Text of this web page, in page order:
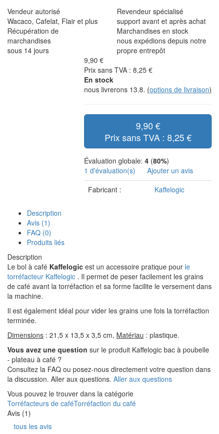
Vendeur autorisé
Wacaco, Cafelat, Flair et plus
Revendeur spécialisé
support avant et après achat
Récupération de
marchandises
sous 14 jours
Marchandises en stock
nous expédions depuis notre
propre entrepôt
9,90 €
Prix sans TVA : 8,25 €
En stock
nous livrerons 13.8. (options de livraison)
9,90 €
Prix sans TVA : 8,25 €
Évaluation globale: 4 (80%)
1 d'évaluation(s)
Ajouter un avis
Fabricant :
Kaffelogic
Description
Avis (1)
FAQ (0)
Produits liés
Description
Le bol à café Kaffelogic est un accessoire pratique pour le
torréfacteur Kaffelogic . Il permet de peser facilement les grains
de café avant la torréfaction et sa forme facilite le versement dans
la machine.
Il est également idéal pour vider les grains une fois la torréfaction
terminée.
Dimensions : 21,5 x 13,5 x 3,5 cm, Matériau : plastique.
Vous avez une question sur le produit Kaffelogic bac à poubelle
- plateau à café ?
Consultez la FAQ ou posez-nous directement votre question dans
la discussion. Aller aux questions. Aller aux questions
Vous pouvez le trouver dans la catégorie
Torréfacteurs de caféTorréfaction du café
Avis (1)
tous les avis